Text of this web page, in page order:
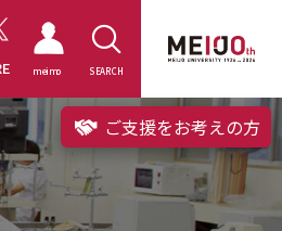
meimo SEARCH
ご支援をお考えの方